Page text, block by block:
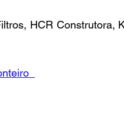
HCR Construtora,